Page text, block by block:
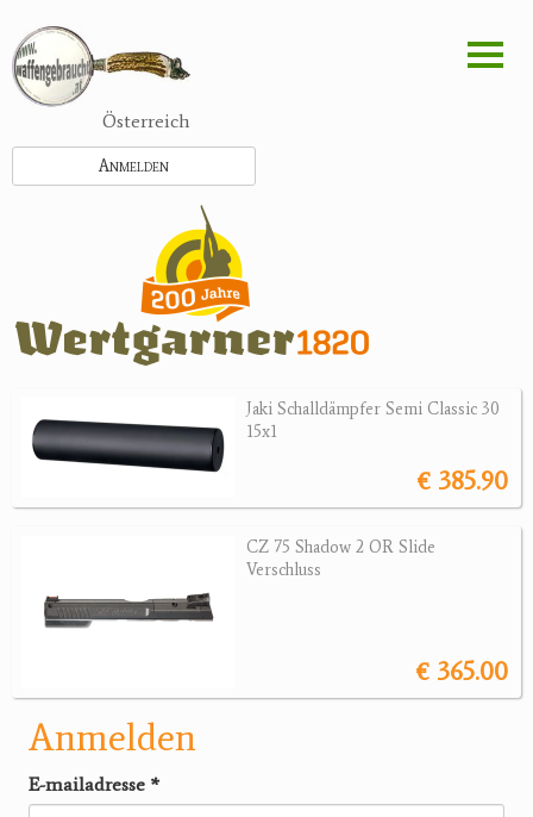
zum
Inhalt
Österreich
Anmelden
Jaki Schalldämpfer Semi Classic 30
15x1
€ 385.90
CZ 75 Shadow 2 OR Slide
Verschluss
€ 365.00
Anmelden
E-mailadresse *